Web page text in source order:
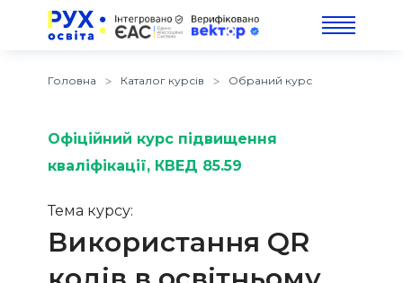
Головна Каталог курсів Обраний курс
Офіційний курс підвищення
кваліфікації, КВЕД 85.59
Тема курсу:
Використання QR